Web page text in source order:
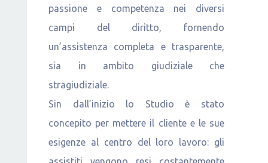
passione e competenza nei diversi
campi del diritto, fornendo
un’assistenza completa e trasparente,
sia in ambito giudiziale che
stragiudiziale.
Sin dall’inizio lo Studio è stato
concepito per mettere il cliente e le sue
esigenze al centro del loro lavoro: gli